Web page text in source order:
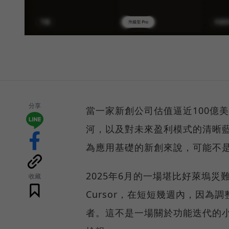
分享
收藏
當一家新創公司估值逼近100億
河，以及對未來盈利模式的清晰
為應用基礎的新創來說，可能不
2025年6月的一場堪比好萊塢災
Cursor，在短短幾週內，因為調
者。這不是一場關於功能迭代的